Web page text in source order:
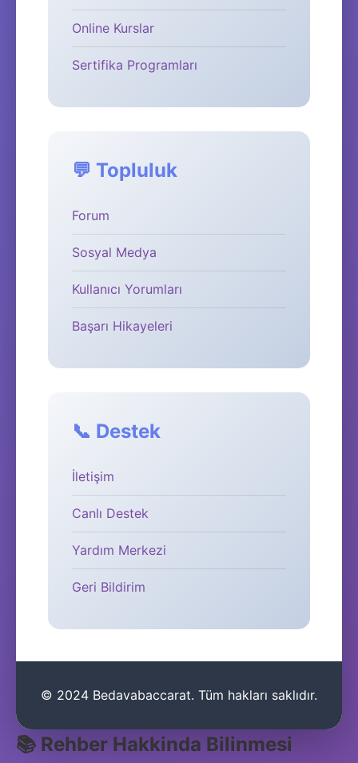
Online Kurslar
Sertifika Programları
💬 Topluluk
Forum
Sosyal Medya
Kullanıcı Yorumları
Başarı Hikayeleri
📞 Destek
İletişim
Canlı Destek
Yardım Merkezi
Geri Bildirim
© 2024 Bedavabaccarat. Tüm hakları saklıdır.
📚 Rehber Hakkinda Bilinmesi